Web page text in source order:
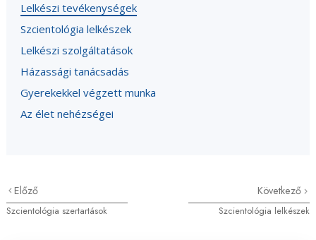
Lelkészi tevékenységek
Szcientológia lelkészek
Lelkészi szolgáltatások
Házassági tanácsadás
Gyerekekkel végzett munka
Az élet nehézségei
Előző
Szcientológia szertartások
Következő
Szcientológia lelkészek